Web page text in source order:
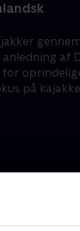
anledning af
for
på